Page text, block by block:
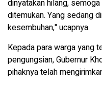
dinyatakan hilang,
ditemukan. Yang sedang
kesembuhan," ucapnya.
Kepada para warga yang
pengungsian, Gubernur
pihaknya telah